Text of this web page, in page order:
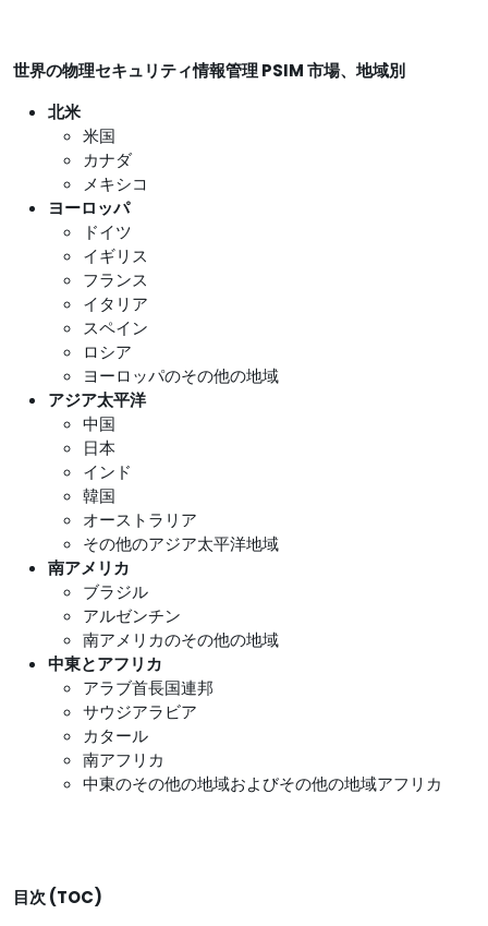
世界の物理セキュリティ情報管理 PSIM 市場、地域別
北米
米国
カナダ
メキシコ
ヨーロッパ
ドイツ
イギリス
フランス
イタリア
スペイン
ロシア
ヨーロッパのその他の地域
アジア太平洋
中国
日本
インド
韓国
オーストラリア
その他のアジア太平洋地域
南アメリカ
ブラジル
アルゼンチン
南アメリカのその他の地域
中東とアフリカ
アラブ首長国連邦
サウジアラビア
カタール
南アフリカ
中東のその他の地域およびその他の地域アフリカ
目次 (TOC)